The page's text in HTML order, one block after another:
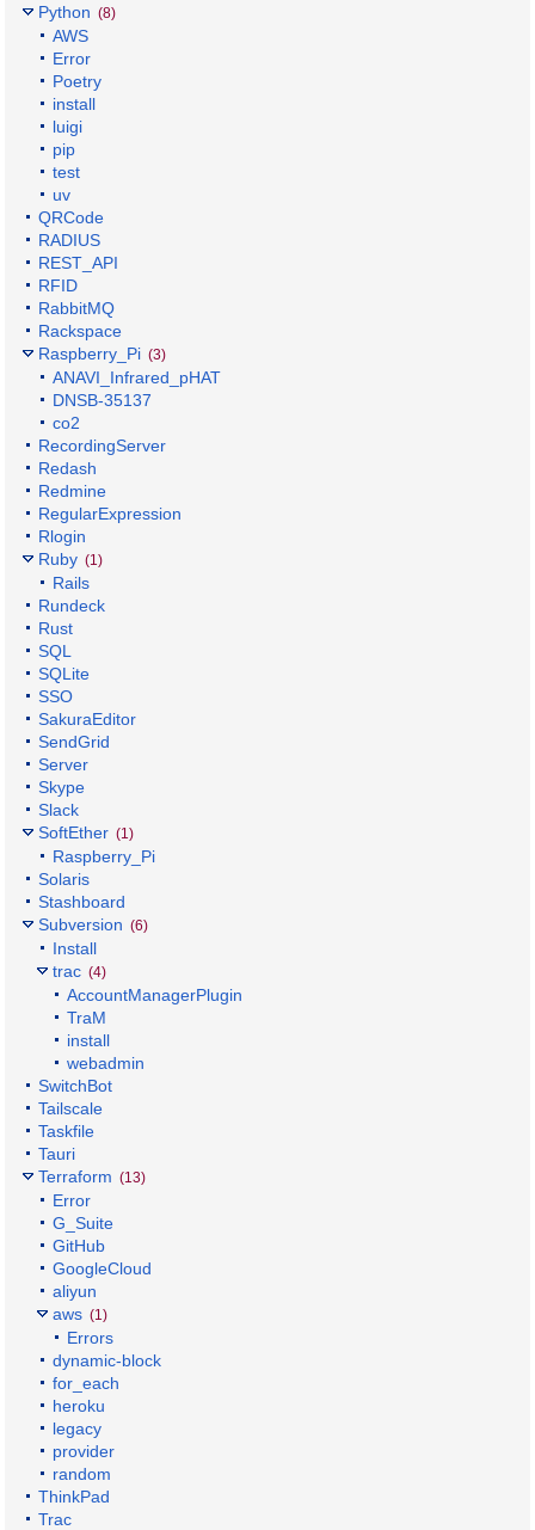
Python (8)
AWS
Error
Poetry
install
luigi
pip
test
uv
QRCode
RADIUS
REST_API
RFID
RabbitMQ
Rackspace
Raspberry_Pi (3)
ANAVI_Infrared_pHAT
DNSB-35137
co2
RecordingServer
Redash
Redmine
RegularExpression
Rlogin
Ruby (1)
Rails
Rundeck
Rust
SQL
SQLite
SSO
SakuraEditor
SendGrid
Server
Skype
Slack
SoftEther (1)
Raspberry_Pi
Solaris
Stashboard
Subversion (6)
Install
trac (4)
AccountManagerPlugin
TraM
install
webadmin
SwitchBot
Tailscale
Taskfile
Tauri
Terraform (13)
Error
G_Suite
GitHub
GoogleCloud
aliyun
aws (1)
Errors
dynamic-block
for_each
heroku
legacy
provider
random
ThinkPad
Trac